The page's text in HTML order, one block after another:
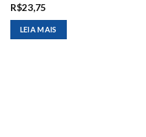
R$23,75
LEIA MAIS